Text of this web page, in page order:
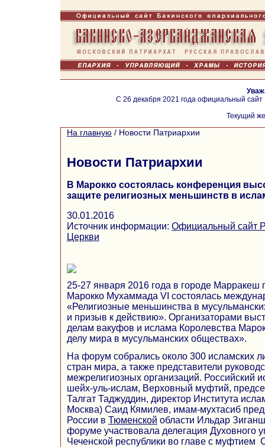
С 26 декабря 2021 года официальный
Текущий
На главную / Новости Патриархии
Новости Патриархии
В Марокко состоялась конференция
защите религиозных меньшинств в
30.01.2016
Источник информации: Официальный сайт
Церкви
25-27 января 2016 года в городе Марракеш
Марокко Мухаммада VI состоялась
«Религиозные меньшинства в
и призыв к действию». Организаторами
делам вакуфов и ислама Королевства
делу мира в мусульманских обществах».
На форум собрались около 300 исламских
стран мира, а также представители
межрелигиозных организаций. Российский
шейх-уль-ислам, Верховный муфтий,
Талгат Таджуддин, директор Института
Москва) Саид Кямилев, имам-мухтасиб
России в Тюменской области Ильдар
форуме участвовала делегация Духовного
Чеченской республики во главе с